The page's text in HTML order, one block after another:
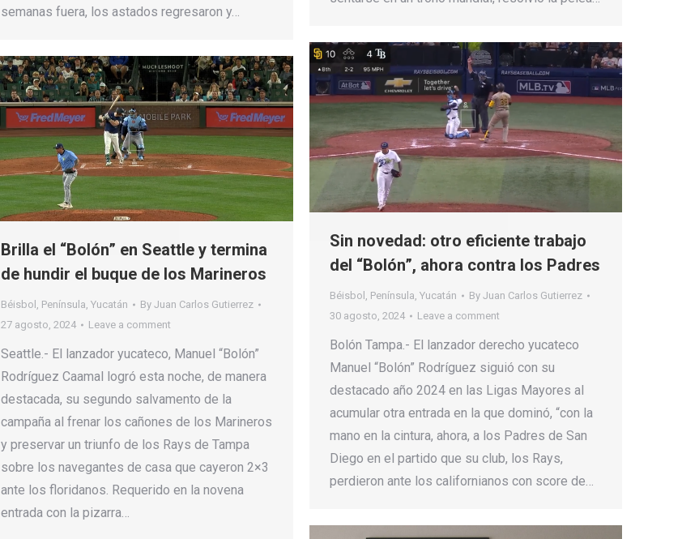
semanas fuera, los astados regresaron y…
Sin novedad: otro eficiente trabajo
del “Bolón”, ahora contra los Padres
Béisbol , Península, Yucatán By Juan Carlos Gutierrez
30 agosto, 2024
Leave a comment
Bolón Tampa.- El lanzador derecho yucateco
Manuel “Bolón” Rodríguez siguió con su
destacado año 2024 en las Ligas Mayores al
acumular otra entrada en la que dominó, “con la
mano en la cintura, ahora, a los Padres de San
Diego en el partido que su club, los Rays,
perdieron ante los californianos con score de…
Brilla el “Bolón” en Seattle y termina
de hundir el buque de los Marineros
Béisbol , Península, Yucatán By Juan Carlos Gutierrez
27 agosto, 2024
Leave a comment
Seattle.- El lanzador yucateco, Manuel “Bolón”
Rodríguez Caamal logró esta noche, de manera
destacada, su segundo salvamento de la
campaña al frenar los cañones de los Marineros
y preservar un triunfo de los Rays de Tampa
sobre los navegantes de casa que cayeron 2×3
ante los floridanos. Requerido en la novena
entrada con la pizarra…